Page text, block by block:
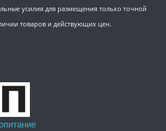
усилия для размещения только точной
товаров и действующих цен.